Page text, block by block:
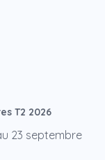
T2 2026
23 septembre